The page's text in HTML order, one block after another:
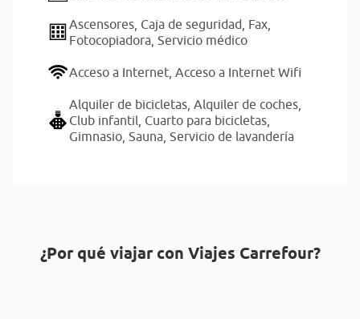
Ascensores, Caja de seguridad, Fax,
Fotocopiadora, Servicio médico
Acceso a Internet, Acceso a Internet Wifi
Alquiler de bicicletas, Alquiler de coches,
Club infantil, Cuarto para bicicletas,
Gimnasio, Sauna, Servicio de lavandería
¿Por qué viajar con Viajes Carrefour?